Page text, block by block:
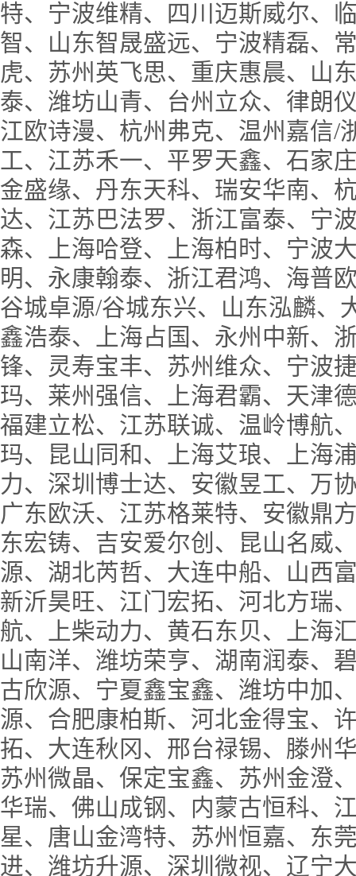
特、宁波维精、四川迈斯威尔、
智、山东智晟盛远、宁波精磊、
虎、苏州英飞思、重庆惠晨、山
泰、潍坊山青、台州立众、律朗
江欧诗漫、杭州弗克、温州嘉信/
工、江苏禾一、平罗天鑫、石家
金盛缘、丹东天科、瑞安华南、
达、江苏巴法罗、浙江富泰、宁
森、上海哈登、上海柏时、宁波
明、永康翰泰、浙江君鸿、海普
谷城卓源/谷城东兴、山东泓麟、
鑫浩泰、上海占国、永州中新、
锋、灵寿宝丰、苏州维众、宁波
玛、莱州强信、上海君霸、天津
福建立松、江苏联诚、温岭博航
玛、昆山同和、上海艾琅、上海
力、深圳博士达、安徽昱工、万
广东欧沃、江苏格莱特、安徽鼎
东宏铸、吉安爱尔创、昆山名威
源、湖北芮哲、大连中船、山西
新沂昊旺、江门宏拓、河北方瑞
航、上柴动力、黄石东贝、上海
山南洋、潍坊荣亨、湖南润泰、
古欣源、宁夏鑫宝鑫、潍坊中加
源、合肥康柏斯、河北金得宝、
拓、大连秋冈、邢台禄锡、滕州
苏州微晶、保定宝鑫、苏州金澄
华瑞、佛山成钢、内蒙古恒科、
星、唐山金湾特、苏州恒嘉、东
进、潍坊升源、深圳微视、辽宁